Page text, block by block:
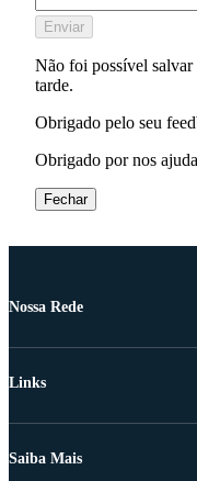
Enviar
Não foi possível salvar
tarde.
Obrigado pelo seu
Obrigado por nos
Fechar
Nossa Rede
Links
Saiba Mais